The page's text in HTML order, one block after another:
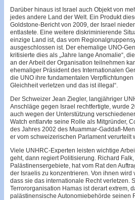
Darüber hinaus ist Israel auch Objekt von
jedes andere Land der Welt. Ein Produkt
Goldstone-Bericht von 2009, der Israel
entlastete. Eine weitere diskriminierende
einzige Land ist, das vom
ausgeschlossen ist. Der ehemalige UNO-
kritisierte dies als „Jahre lange Anomalie“,
an der Arbeit der Organisation teilnehmen
ehemaliger Präsident des Internationalen
die UNO ihre fundamentalen
Gleichheit verletzen und das ist illegal“.
Der Schweizer Jean Ziegler, langjähriger
Anschläge gegen Israel rechtfertigte, wurde
auch wegen der Unterstützung
Watch entlarvte seine Rolle als Mitgründer,
des Jahres 2002 des Muammar-Gaddafi-
er vom schweizerischen Parlament verurteilt
Viele UNHRC-Experten leisten wichtige
geht, dann regiert Politisierung. Richard
Palästinensergebiete, hat vom Rat den
der Israelis zu konzentrieren. Von ihnen wird
dass sie das internationale Recht verletzen.
Terrororganisation Hamas ist derart extrem,
palästinensische Autonomiebehörde seinen